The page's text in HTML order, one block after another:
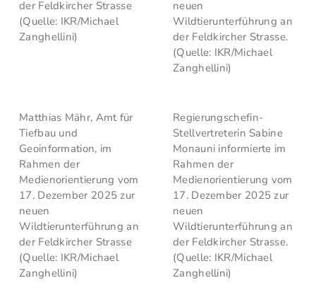
der Feldkircher Strasse
(Quelle: IKR/Michael
Zanghellini)
neuen
Wildtierunterführung an
der Feldkircher Strasse.
(Quelle: IKR/Michael
Zanghellini)
Matthias Mähr, Amt für
Tiefbau und
Geoinformation, im
Rahmen der
Medienorientierung vom
17. Dezember 2025 zur
neuen
Wildtierunterführung an
der Feldkircher Strasse
(Quelle: IKR/Michael
Zanghellini)
Regierungschefin-
Stellvertreterin Sabine
Monauni informierte im
Rahmen der
Medienorientierung vom
17. Dezember 2025 zur
neuen
Wildtierunterführung an
der Feldkircher Strasse.
(Quelle: IKR/Michael
Zanghellini)